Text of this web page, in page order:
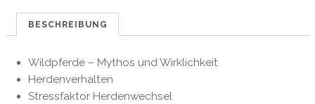
lernen
können
Menge
BESCHREIBUNG
Wildpferde – Mythos und Wirklichkeit
Herdenverhalten
Stressfaktor Herdenwechsel